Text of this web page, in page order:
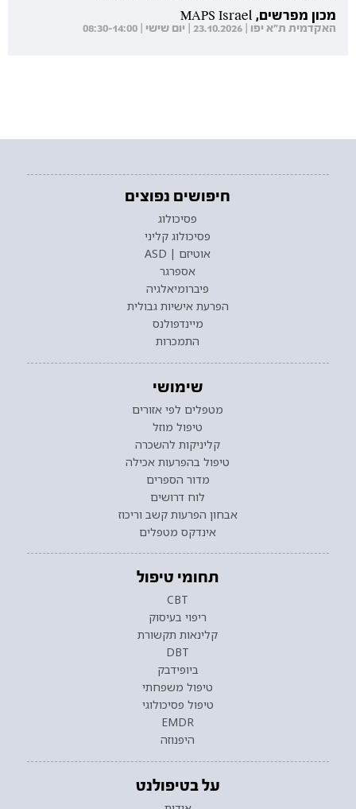
מכון מפרשים, MAPS Israel
האקדמית ת"א יפו | 23.10.2026 | יום שישי | 08:30-14:00
חיפושים נפוצים
פסיכולוג
פסיכולוג קליני
אוטיזם | ASD
אספרגר
פיברומיאלגיה
הפרעת אישיות גבולית
מיינדפולנס
התמכרות
שימושי
מטפלים לפי אזורים
טיפול מוזל
קליניקות להשכרה
טיפול בהפרעות אכילה
מדור הספרים
לוח דרושים
אבחון הפרעות קשב וריכוז
אינדקס מטפלים
תחומי טיפול
CBT
ריפוי בעיסוק
קלינאות תקשורת
DBT
ביופידבק
טיפול משפחתי
טיפול פסיכולוגי
EMDR
היפנוזה
על בטיפולנט